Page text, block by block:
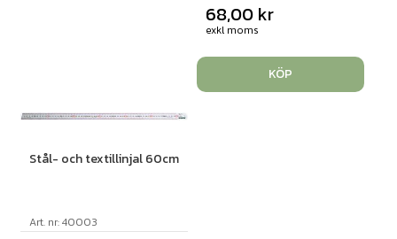
68,00 kr
exkl moms
KÖP
Stål- och textillinjal 60cm
Art. nr: 40003